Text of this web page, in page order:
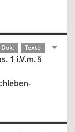
Dok. Texte
1 i.V.m. §